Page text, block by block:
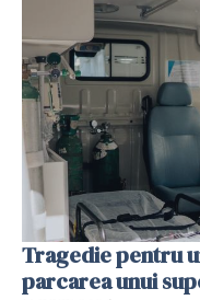
Tragedie pentru
parcarea unui